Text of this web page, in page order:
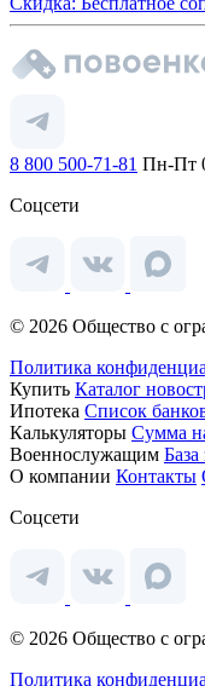
8 800 500-71-81 Пн-Пт
Соцсети
© 2026 Общество с
Политика
Купить Каталог
Ипотека Список
Калькуляторы Сумма
Военнослужащим
О компании Контакты
Соцсети
© 2026 Общество с
Политика